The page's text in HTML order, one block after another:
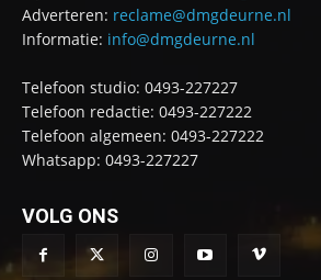
Adverteren: reclame@dmgdeurne.nl
Informatie: info@dmgdeurne.nl
Telefoon studio: 0493-227227
Telefoon redactie: 0493-227222
Telefoon algemeen: 0493-227222
Whatsapp: 0493-227227
VOLG ONS